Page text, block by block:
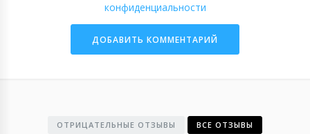
конфиденциальности
ОТРИЦАТЕЛЬНЫЕ ОТЗЫВЫ
ВСЕ ОТЗЫВЫ